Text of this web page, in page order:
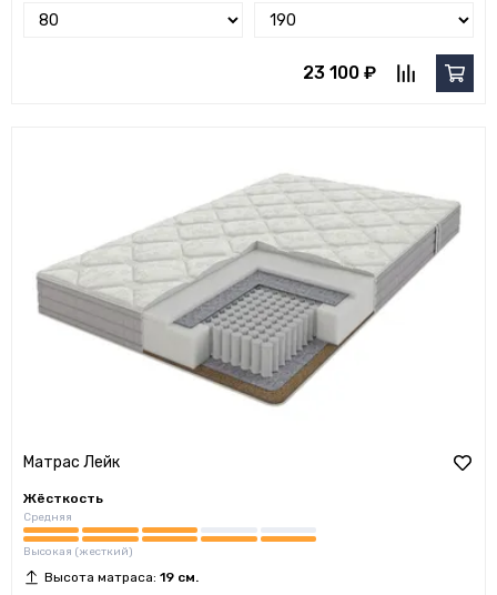
23 100 ₽
Матрас Лейк
Жёсткость
Средняя
Высокая (жесткий)
Высота матраса: 19 см.